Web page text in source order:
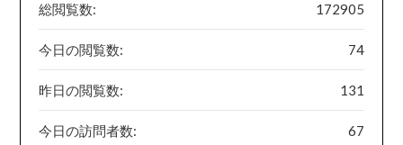
172905
総閲覧数:
74
今日の閲覧数:
131
昨日の閲覧数:
67
今日の訪問者数: